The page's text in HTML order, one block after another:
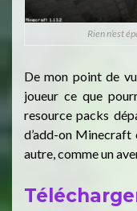
Rien n’est
De mon point de
joueur ce que
resource packs
d’add-on Minecraft
autre, comme un